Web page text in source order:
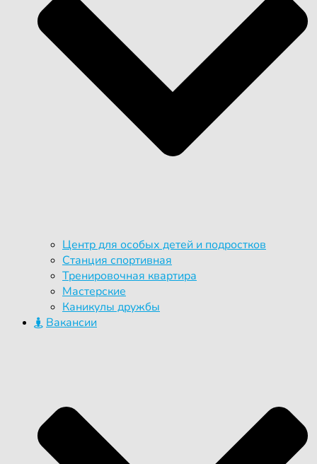
Центр для особых детей и подростков
Станция спортивная
Тренировочная квартира
Мастерские
Каникулы дружбы
Вакансии